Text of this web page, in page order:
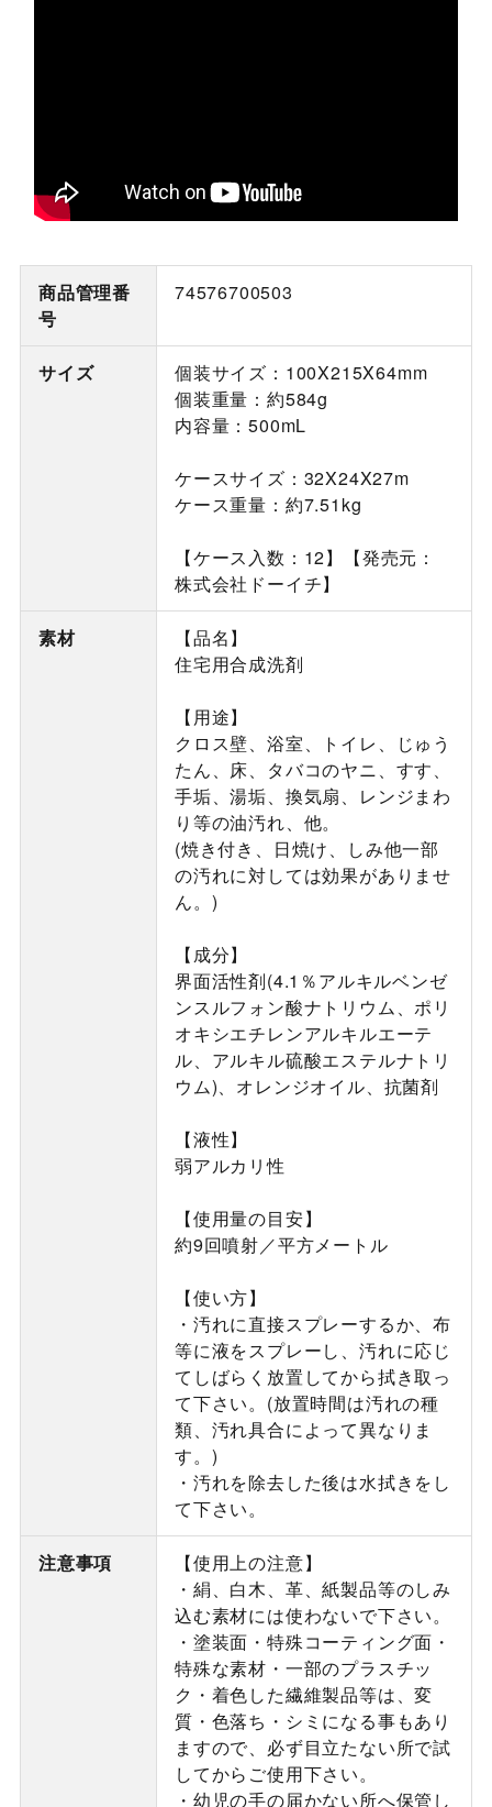
商品管理番
号
74576700503
サイズ
個装サイズ：100X215X64mm
個装重量：約584g
内容量：500mL
ケースサイズ：32X24X27m
ケース重量：約7.51kg
【ケース入数：12】【発売元：
株式会社ドーイチ】
素材
【品名】
住宅用合成洗剤
【用途】
クロス壁、浴室、トイレ、じゅう
たん、床、タバコのヤニ、すす、
手垢、湯垢、換気扇、レンジまわ
り等の油汚れ、他。
(焼き付き、日焼け、しみ他一部
の汚れに対しては効果がありませ
ん。)
【成分】
界面活性剤(4.1％アルキルベンゼ
ンスルフォン酸ナトリウム、ポリ
オキシエチレンアルキルエーテ
ル、アルキル硫酸エステルナトリ
ウム)、オレンジオイル、抗菌剤
【液性】
弱アルカリ性
【使用量の目安】
約9回噴射／平方メートル
【使い方】
・汚れに直接スプレーするか、布
等に液をスプレーし、汚れに応じ
てしばらく放置してから拭き取っ
て下さい。(放置時間は汚れの種
類、汚れ具合によって異なりま
す。)
・汚れを除去した後は水拭きをし
て下さい。
注意事項
【使用上の注意】
・絹、白木、革、紙製品等のしみ
込む素材には使わないで下さい。
・塗装面・特殊コーティング面・
特殊な素材・一部のプラスチッ
ク・着色した繊維製品等は、変
質・色落ち・シミになる事もあり
ますので、必ず目立たない所で試
してからご使用下さい。
・幼児の手の届かない所へ保管し